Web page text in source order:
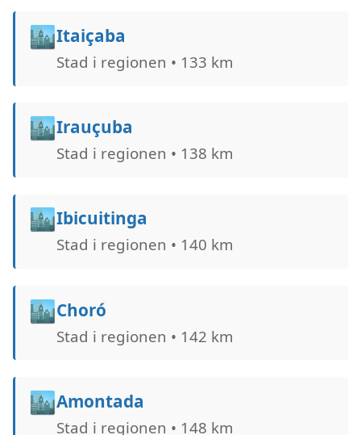
🏙️Itaiçaba
Stad i regionen • 133 km
🏙️Irauçuba
Stad i regionen • 138 km
🏙️Ibicuitinga
Stad i regionen • 140 km
🏙️Choró
Stad i regionen • 142 km
🏙️Amontada
Stad i regionen • 148 km